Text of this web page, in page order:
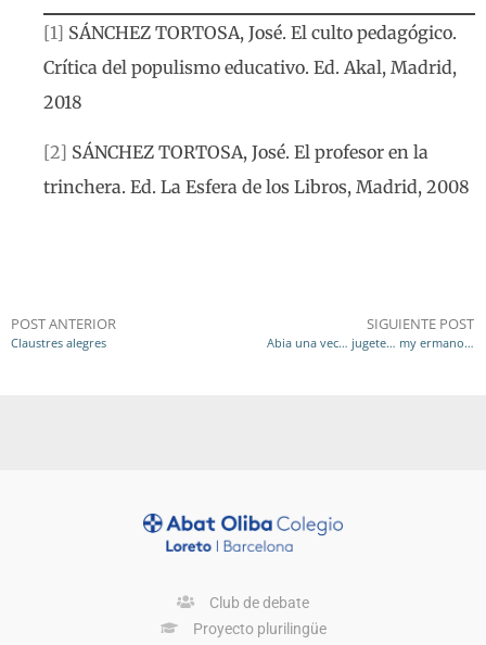
[1] SÁNCHEZ TORTOSA, José. El culto pedagógico.
Crítica del populismo educativo. Ed. Akal, Madrid,
2018
[2] SÁNCHEZ TORTOSA, José. El profesor en la
trinchera. Ed. La Esfera de los Libros, Madrid, 2008
POST ANTERIOR
Claustres alegres
SIGUIENTE POST
Abia una vec… jugete… my ermano…
Club de debate
Proyecto plurilingüe